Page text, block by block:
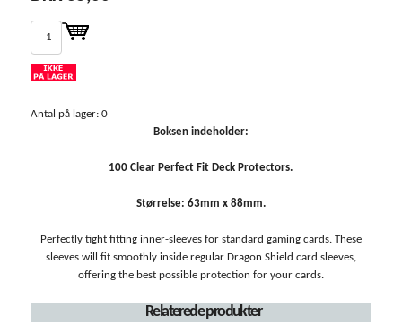
Antal på lager: 0
Boksen indeholder:
100 Clear Perfect Fit Deck Protectors.
Størrelse: 63mm x 88mm.
Perfectly tight fitting inner-sleeves for standard gaming cards. These
sleeves will fit smoothly inside regular Dragon Shield card sleeves,
offering the best possible protection for your cards.
Relaterede produkter